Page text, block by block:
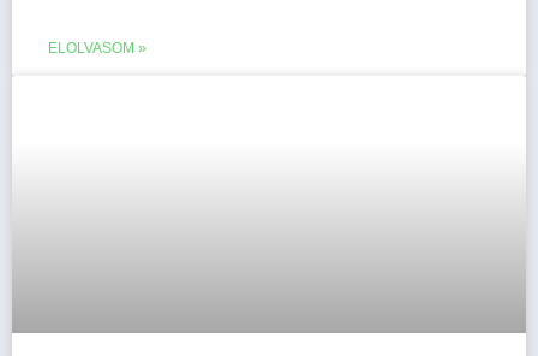
ELOLVASOM »